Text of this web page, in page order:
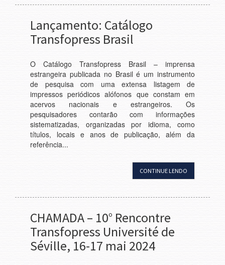
Lançamento: Catálogo
Transfopress Brasil
O Catálogo Transfopress Brasil – imprensa
estrangeira publicada no Brasil é um instrumento
de pesquisa com uma extensa listagem de
impressos periódicos alófonos que constam em
acervos nacionais e estrangeiros. Os
pesquisadores contarão com informações
sistematizadas, organizadas por idioma, como
títulos, locais e anos de publicação, além da
referência...
CONTINUE LENDO
CHAMADA – 10° Rencontre
Transfopress Université de
Séville, 16-17 mai 2024